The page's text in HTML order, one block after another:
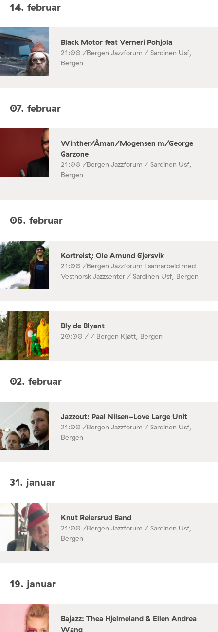
14. februar
Black Motor feat Verneri Pohjola
21:00 /Bergen Jazzforum / Sardinen Usf,
Bergen
07. februar
Winther/Åman/Mogensen m/George
Garzone
21:00 /Bergen Jazzforum / Sardinen Usf,
Bergen
06. februar
Kortreist; Ole Amund Gjersvik
21:00 /Bergen Jazzforum i samarbeid med
Vestnorsk Jazzsenter / Sardinen Usf, Bergen
Bly de Blyant
20:00 / / Bergen Kjøtt, Bergen
02. februar
Jazzout: Paal Nilsen-Love Large Unit
21:00 /Bergen Jazzforum / Sardinen Usf,
Bergen
31. januar
Knut Reiersrud Band
21:00 /Bergen Jazzforum / Sardinen Usf,
Bergen
19. januar
Bajazz: Thea Hjelmeland & Ellen Andrea
Wang